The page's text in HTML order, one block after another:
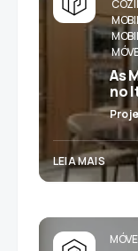
As
no
LEIA MAIS